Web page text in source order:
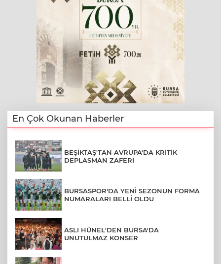
En Çok Okunan Haberler
BEŞİKTAŞ'TAN AVRUPA'DA KRİTİK
DEPLASMAN ZAFERİ
BURSASPOR'DA YENİ SEZONUN FORMA
NUMARALARI BELLİ OLDU
ASLI HÜNEL'DEN BURSA'DA
UNUTULMAZ KONSER